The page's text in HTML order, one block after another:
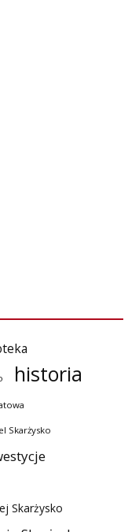
historia
Skarżysko
Skarżysko